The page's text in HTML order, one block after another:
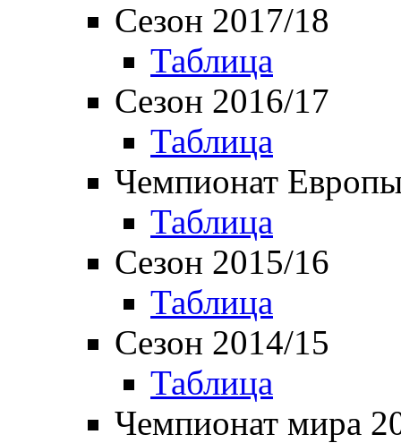
Сезон 2017/18
Таблица
Сезон 2016/17
Таблица
Чемпионат
Таблица
Сезон 2015/16
Таблица
Сезон 2014/15
Таблица
Чемпионат мира